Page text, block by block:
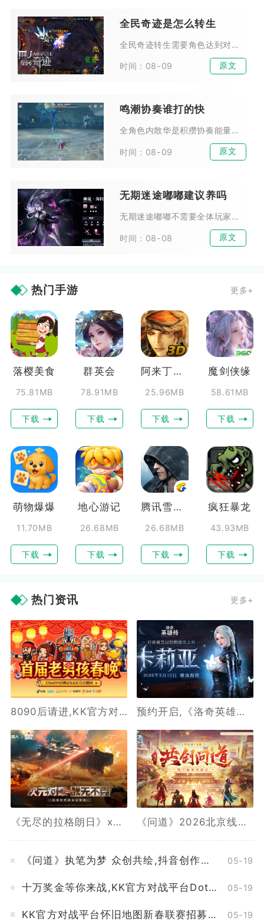
全民奇迹是怎么转生
全民奇迹转生需要角色达到对应转生等级，前往勇者大陆寻找NPC雷萨德，集齐金币、魔晶以及对应转生阶段所需特殊材料，低阶转生直接提交资源即可完成，四转及以上高阶转生还需要通关...
时间：08-09 原文
鸣潮协奏谁打的快
全角色内散华是积攒协奏能量速度最快的角色，其次为维里奈，二者构成速切协奏体系核心，其余角色协奏充能效率均存在明显断层，实战循环耗时会高出一截，竞速刷副本、深塔竞速场景优先...
时间：08-09 原文
无期迷途嘟嘟建议养吗
无期迷途嘟嘟不需要全体玩家优先培养，拥有麦昆完整体系的玩家可以适度投入资源，普通新手、缺少召唤体系的玩家不建议耗费资源培养。嘟嘟属于体系限定型危级辅助，泛用性偏低，核心价...
时间：08-08 原文
热门手游 更多+
落樱美食
75.81MB
下载
群英会
78.91MB
下载
阿来丁历险记
25.96MB
下载
魔剑侠缘
58.61MB
下载
萌物爆爆
11.70MB
下载
地心游记
26.68MB
下载
腾讯雪鹰领主
26.68MB
下载
疯狂暴龙
43.93MB
下载
热门资讯 更多+
8090后请进,KK官方对战平台邀请全国2.3亿老男孩一起看春晚 预约开启,《洛奇英雄传》新角色卡莉亚2月10日正式登场
《无尽的拉格朗日》x《坦克世界闪击战》联动全开,3款舰船礼装免费送 《问道》2026北京线下玩家交流会报名最后一天
《问道》执笔为梦 众创共绘,抖音创作活动开启 05-19
十万奖金等你来战,KK官方对战平台DotA 2026春季联赛开启 05-19
KK官方对战平台怀旧地图新春联赛招募开启,海量赞助等你来报名 05-19